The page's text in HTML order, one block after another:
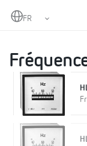
Home